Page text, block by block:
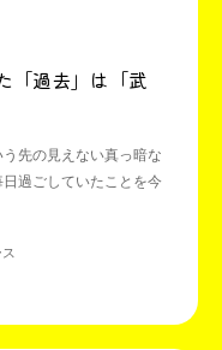
「過去」は「武
先の見えない真っ暗な
過ごしていたことを今
に変えれると知りまし